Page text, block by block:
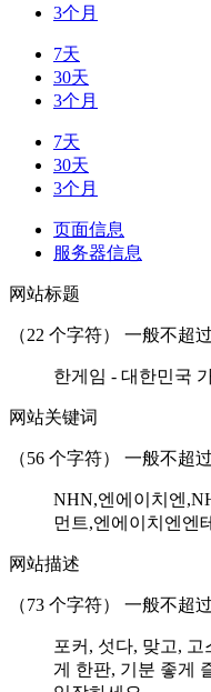
3个月
7天
30天
3个月
7天
30天
3个月
页面信息
服务器信息
网站标题
（22 个字符） 一般不超
한게임 - 대한민국
网站关键词
（56 个字符） 一般不超
NHN,엔에이치엔
먼트,엔에이치엔엔
网站描述
（73 个字符） 一般不超
포커, 섯다, 맞고,
게 한판, 기분 좋게